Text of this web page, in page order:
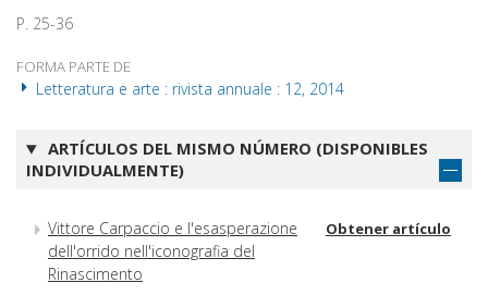
P. 25-36
FORMA PARTE DE
Letteratura e arte : rivista annuale : 12, 2014
ARTÍCULOS DEL MISMO NÚMERO (DISPONIBLES
INDIVIDUALMENTE)
Vittore Carpaccio e l'esasperazione
dell'orrido nell'iconografia del
Rinascimento
Obtener artículo